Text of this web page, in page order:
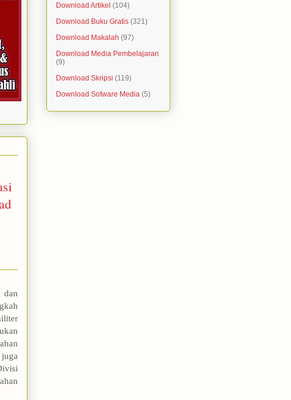
Download Artikel (104)
Download Buku Gratis (321)
Download Makalah (97)
Download Media Pembelajaran
(9)
Download Skripsi (119)
Download Sofware Media (5)